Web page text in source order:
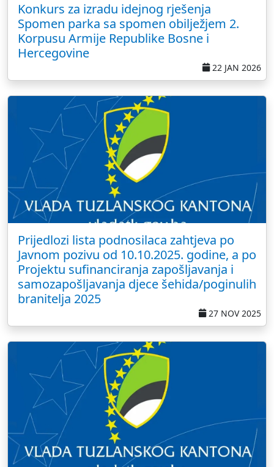
Konkurs za izradu idejnog rješenja
Spomen parka sa spomen obilježjem 2.
Korpusu Armije Republike Bosne i
Hercegovine
22 JAN 2026
Prijedlozi lista podnosilaca zahtjeva po
Javnom pozivu od 10.10.2025. godine, a po
Projektu sufinanciranja zapošljavanja i
samozapošljavanja djece šehida/poginulih
branitelja 2025
27 NOV 2025